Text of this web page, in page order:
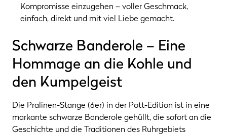
Kompromisse einzugehen – voller Geschmack,
einfach, direkt und mit viel Liebe gemacht.
Schwarze Banderole – Eine
Hommage an die Kohle und
den Kumpelgeist
Die Pralinen-Stange (6er) in der Pott-Edition ist in eine
markante schwarze Banderole gehüllt, die sofort an die
Geschichte und die Traditionen des Ruhrgebiets